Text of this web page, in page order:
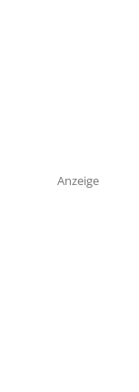
Anzeige